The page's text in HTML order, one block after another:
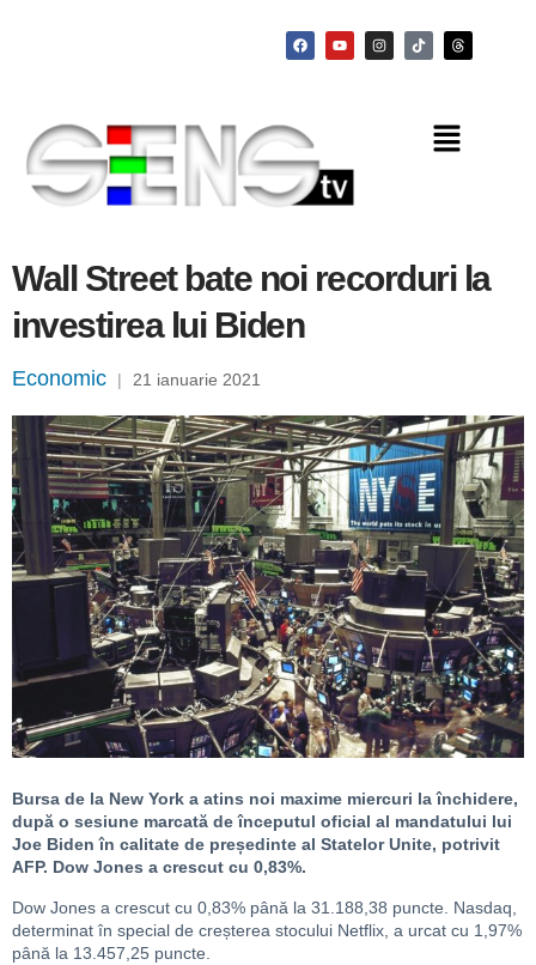
Wall Street bate noi recorduri la
investirea lui Biden
Economic | 21 ianuarie 2021
Bursa de la New York a atins noi maxime miercuri la închidere,
după o sesiune marcată de începutul oficial al mandatului lui
Joe Biden în calitate de președinte al Statelor Unite, potrivit
AFP. Dow Jones a crescut cu 0,83%.
Dow Jones a crescut cu 0,83% până la 31.188,38 puncte. Nasdaq,
determinat în special de creșterea stocului Netflix, a urcat cu 1,97%
până la 13.457,25 puncte.